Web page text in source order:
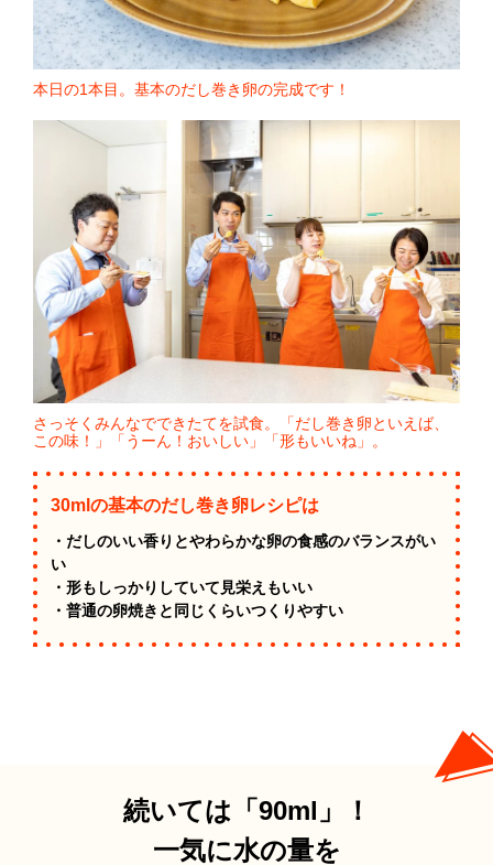
本日の1本目。基本のだし巻き卵の完成です！
さっそくみんなでできたてを試食。「だし巻き卵といえば、
この味！」「うーん！おいしい」「形もいいね」。
30mlの基本のだし巻き卵レシピは
・だしのいい香りとやわらかな卵の食感のバランスがい
い
・形もしっかりしていて見栄えもいい
・普通の卵焼きと同じくらいつくりやすい
続いては「90ml」！
一気に水の量を